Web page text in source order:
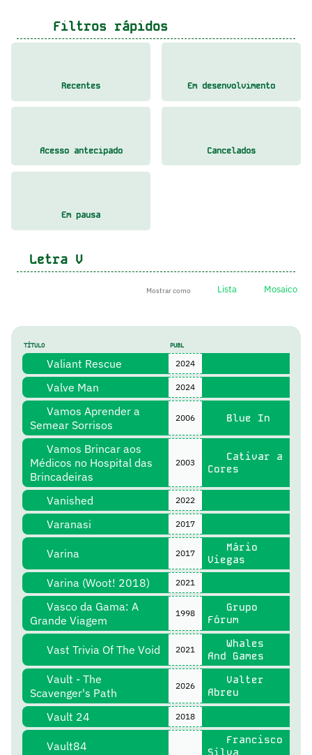
Filtros rápidos
Recentes Em desenvolvimento
Acesso antecipado Cancelados
Em pausa
Letra V
Mostrar como Lista Mosaico
TÍTULO PUBL
Valiant Rescue 2024
Valve Man 2024
Vamos Aprender a
Semear Sorrisos
2006 Blue In
Vamos Brincar aos
Médicos no Hospital das
Brincadeiras
2003
Cativar a
Cores
Vanished 2022
Varanasi 2017
Varina 2017
Mário
Viegas
Varina (Woot! 2018) 2021
Vasco da Gama: A
Grande Viagem
1998
Grupo
Fórum
Vast Trivia Of The Void 2021
Whales
And Games
Vault - The
Scavenger's Path
2026
Valter
Abreu
Vault 24 2018
Vault84
Francisco
Silva